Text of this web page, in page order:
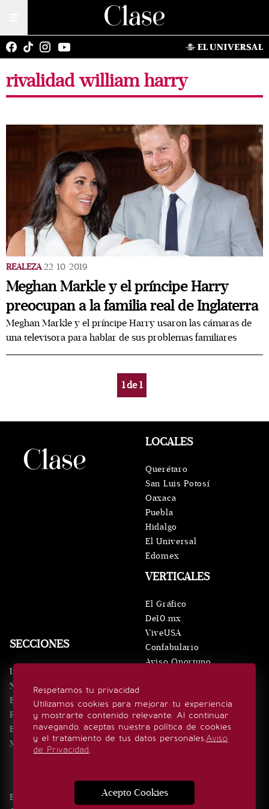
rivalidad william harry
REALEZA 22/10/2019
Meghan Markle y el príncipe Harry
preocupan a la familia real de Inglaterra
Meghan Markle y el príncipe Harry usaron las cámaras de
una televisora para hablar de sus problemas familiares
1de1
Respetamos tu privacidad
Utilizamos cookies para mejorar tu experiencia
y mostrarte contenido relevante. Al continuar
navegando, aceptas nuestra política de cookies
y el tratamiento de tus datos personales.Aviso
de Privacidad.
Acepto Cookies
SECCIONES
Inicio
Noticias
Eventos
Realeza
Estilo de vida
Minuto x Minuto
VERTICALES
El Gráfico
De10.mx
ViveUSA
Confabulario
Aviso Oportuno
LOCALES
Querétaro
San Luis Potosí
Oaxaca
Puebla
Hidalgo
El Universal
Edomex
SÍGUENOS
Edición Impresa Noticias Quiénes somos